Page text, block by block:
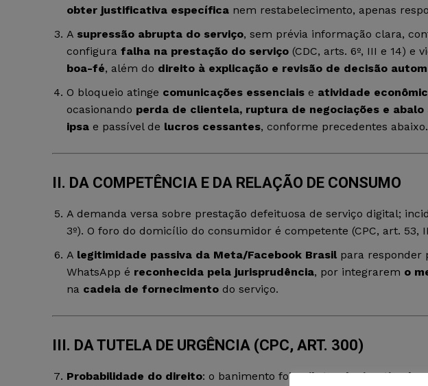
obter justificativa específica nem restabelecimento, apenas
A supressão abrupta do serviço, sem prévia informação clara,
configura falha na prestação do serviço (CDC, arts. 6º, III e 14) e
boa-fé, além do direito à explicação e revisão de decisão
O bloqueio atinge comunicações essenciais e atividade
ocasionando perda de clientela, ruptura de negociações e abalo
ipsa e passível de lucros cessantes, conforme precedentes abaixo.
II. DA COMPETÊNCIA E DA RELAÇÃO DE CONSUMO
A demanda versa sobre prestação defeituosa de serviço digital;
3º). O foro do domicílio do consumidor é competente (CPC, art. 53,
A legitimidade passiva da Meta/Facebook Brasilpara responder
WhatsApp é reconhecida pela jurisprudência, por integrarem o
na cadeia de fornecimento do serviço.
III. DA TUTELA DE URGÊNCIA (CPC, ART. 300)
Probabilidade do direito: o banimento foiunilateral e imotivado,